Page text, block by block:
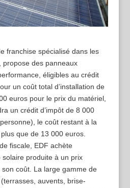
franchise spécialisé dans les
propose des panneaux
éligibles au crédit
un coût total d’installation de
euros pour le prix du matériel,
un crédit d’impôt de 8 000
le coût restant à la
que de 13 000 euros.
fiscale, EDF achète
solaire produite à un prix
coût. La large gamme de
auvents, brise-